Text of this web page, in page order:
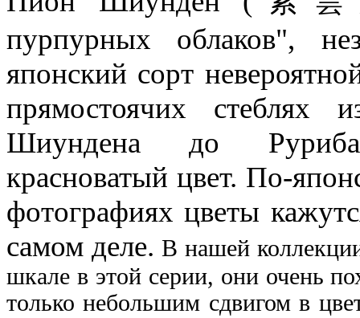
пурпурных облаков", н
японский сорт
прямостоячих стеблях
Шиундена до
красноватый цвет. По-
фотографиях цветы
самом деле.В нашей
шкале в этой серии, они очень
только небольшим сдвигом в